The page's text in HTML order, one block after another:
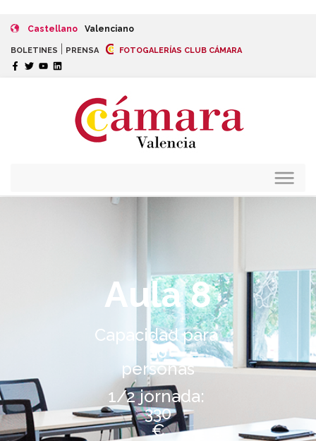
Castellano Valenciano
BOLETINES PRENSA FOTOGALERÍAS CLUB CÁMARA
Aula 8
Capacidad para
16
personas
1/2 jornada:
330
€